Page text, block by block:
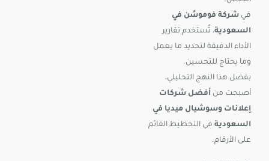
في شركة فوموشن في
السعودية، تُستخدم تقارير
الأداء الدقيقة لتحديد ما يعمل
وما يحتاج للتحسين.
بفضل هذا النهج التحليلي،
أصبحت من أفضل شركات
إعلانات وسوشيال ميديا في
السعودية في التخطيط القائم
على الأرقام.